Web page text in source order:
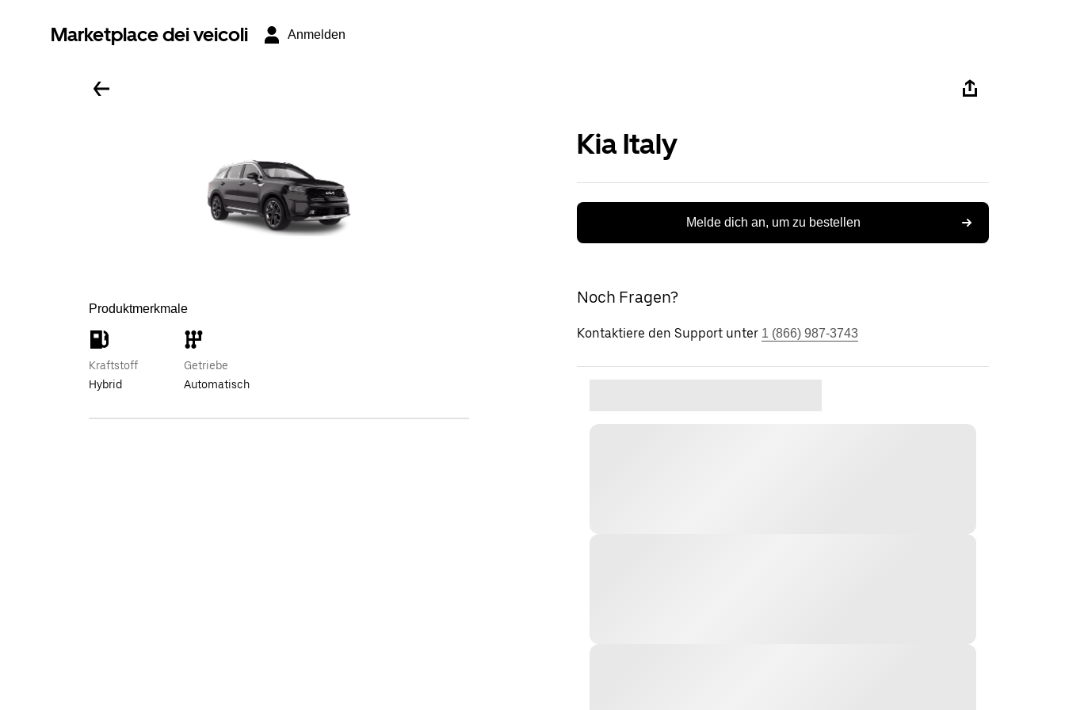
Marketplace dei veicoli Anmelden
Produktmerkmale
Kraftstoff
Hybrid
Getriebe
Automatisch
Kia Italy
Melde dich an, um zu bestellen
Noch Fragen?
Kontaktiere den Support unter 1 (866) 987-3743